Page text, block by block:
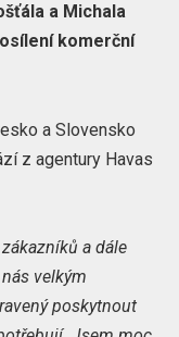
a Michala
komerční
a Slovensko
z agentury Havas
a dále
velkým
poskytnout